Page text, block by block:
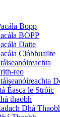
Bopp
BOPP
Daite
Clóbhuailte
reo
Éasca le Stróic
thaobh
Dhá